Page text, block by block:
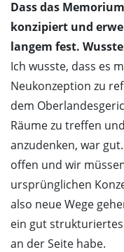
Dass das
konzipiert und
langem fest.
Ich wusste, dass es
Neukonzeption zu
dem
Räume zu treffen
anzudenken, war
offen und wir
ursprünglichen
also neue Wege
ein gut
an der Seite habe.